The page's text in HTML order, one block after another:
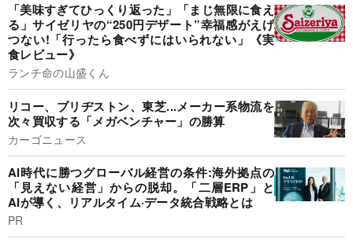
「美味すぎてひっくり返った」「まじ無限に食え
る」サイゼリヤの“250円デザート”幸福感がえげ
つない!「行ったら食べずにはいられない」《実
食レビュー》
ランチ命の山盛くん
リコー、ブリヂストン、東芝...メーカー系物流を
次々買収する「メガベンチャー」の勝算
カーゴニュース
AI時代に勝つグローバル経営の条件:海外拠点の
「見えない経営」からの脱却。「二層ERP」と
AIが導く、リアルタイム·データ統合戦略とは
PR